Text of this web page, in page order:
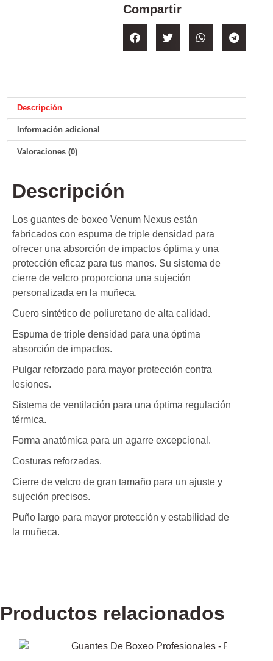
Compartir
Descripción
Información adicional
Valoraciones (0)
Descripción
Los guantes de boxeo Venum Nexus están
fabricados con espuma de triple densidad para
ofrecer una absorción de impactos óptima y una
protección eficaz para tus manos. Su sistema de
cierre de velcro proporciona una sujeción
personalizada en la muñeca.
Cuero sintético de poliuretano de alta calidad.
Espuma de triple densidad para una óptima
absorción de impactos.
Pulgar reforzado para mayor protección contra
lesiones.
Sistema de ventilación para una óptima regulación
térmica.
Forma anatómica para un agarre excepcional.
Costuras reforzadas.
Cierre de velcro de gran tamaño para un ajuste y
sujeción precisos.
Puño largo para mayor protección y estabilidad de
la muñeca.
Productos relacionados